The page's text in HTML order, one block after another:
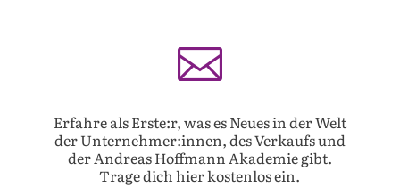

Erfahre als Erste:r, was es Neues in der Welt
der Unternehmer:innen, des Verkaufs und
der Andreas Hoffmann Akademie gibt.
Trage dich hier kostenlos ein.